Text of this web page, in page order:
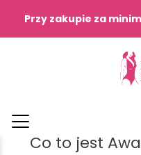
Przy zakupie za
Co to jest